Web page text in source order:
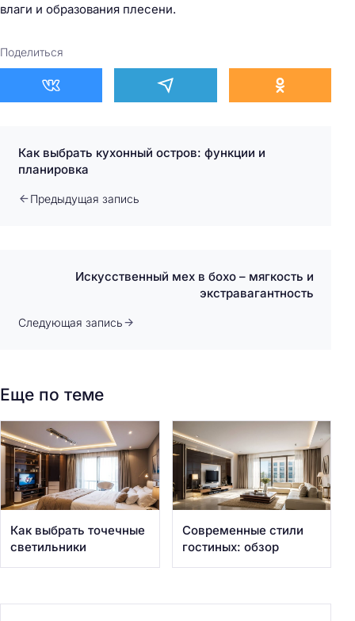
влаги и образования плесени.
Поделиться
Как выбрать кухонный остров: функции и
планировка
Предыдущая запись
Искусственный мех в бохо – мягкость и
экстравагантность
Следующая запись
Еще по теме
Как выбрать точечные
светильники
Современные стили
гостиных: обзор